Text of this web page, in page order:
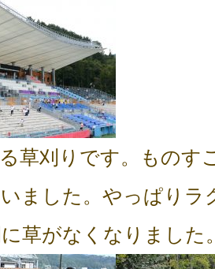
草刈りです。ものす
ました。やっぱりラ
草がなくなりました